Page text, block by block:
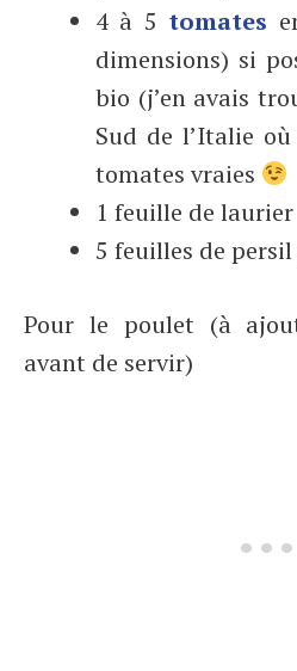
4 à 5 tomates
dimensions) si
bio (j’en avais
Sud de l’Italie
tomates vraies
1 feuille de laurier
5 feuilles de
Pour le poulet (à
avant de servir)